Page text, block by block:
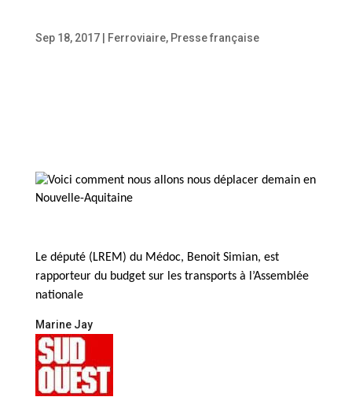
Sep 18, 2017| Ferroviaire, Presse française
Le député (LREM) du Médoc, Benoit Simian, est
rapporteur du budget sur les transports à l’Assemblée
nationale
Marine Jay